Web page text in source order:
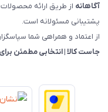
آگاهانه از طریق ارائه
پشتیبانی مسئولانه است.
از اعتماد و همراهی شما
جاست کالا | انتخابی مطمئن